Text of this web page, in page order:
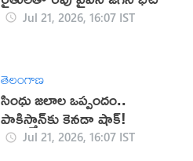
Jul 21, 2026, 16:07 IST
తెలంగాణ
సింధు జలాల ఒప్పందం..
పాకిస్తాన్‌కు కెనడా షాక్!
Jul 21, 2026, 16:07 IST